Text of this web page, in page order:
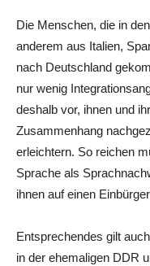
Die Menschen, die in
anderem aus Italien,
nach Deutschland
nur wenig
deshalb vor, ihnen und
Zusammenhang
erleichtern. So reichen
Sprache als
ihnen auf einen
Entsprechendes gilt
in der ehemaligen DDR